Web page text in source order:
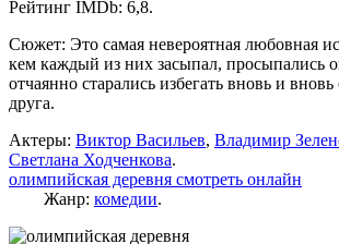
Рейтинг IMDb: 6,8.
Сюжет: Это самая невероятная любовная
кем каждый из них засыпал, просыпались
отчаянно старались избегать вновь и
друга.
Актеры: Виктор Васильев, Владимир
Светлана Ходченкова.
олимпийская деревня смотреть онлайн
Жанр: комедии.